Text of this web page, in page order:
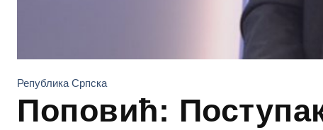
Република Српска
Поповић: